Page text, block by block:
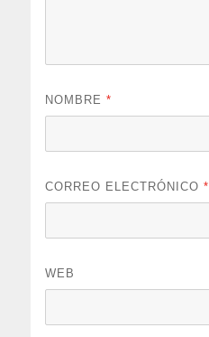
NOMBRE*
CORREO ELECTRÓNICO*
WEB